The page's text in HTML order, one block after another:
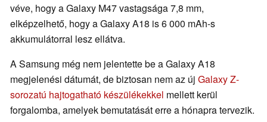
véve, hogy a Galaxy M47 vastagsága 7,8 mm,
elképzelhető, hogy a Galaxy A18 is 6 000 mAh-s
akkumulátorral lesz ellátva.
A Samsung még nem jelentette be a Galaxy A18
megjelenési dátumát, de biztosan nem az új Galaxy Z-
sorozatú hajtogatható készülékekkel mellett kerül
forgalomba, amelyek bemutatását erre a hónapra tervezik.